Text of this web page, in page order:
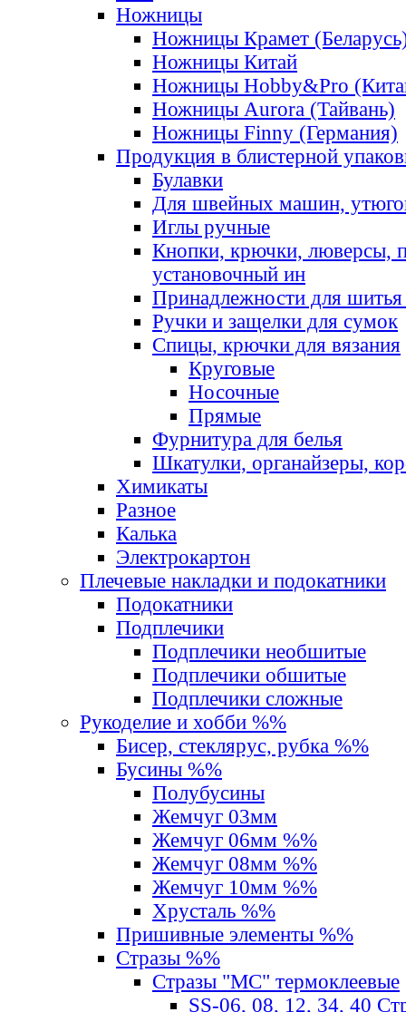
Ножницы
Ножницы Крамет
Ножницы Китай
Ножницы Hobby&Pro
Ножницы Aurora (Тайвань)
Ножницы Finny (Германия)
Продукция в блистерной
Булавки
Для швейных машин,
Иглы ручные
Кнопки, крючки, люверсы,
установочный ин
Принадлежности для шитья
Ручки и защелки для сумок
Спицы, крючки для вязания
Круговые
Носочные
Прямые
Фурнитура для белья
Шкатулки, органайзеры,
Химикаты
Разное
Калька
Электрокартон
Плечевые накладки и подокатники
Подокатники
Подплечики
Подплечики необшитые
Подплечики обшитые
Подплечики сложные
Рукоделие и хобби %%
Бисер, стеклярус, рубка %%
Бусины %%
Полубусины
Жемчуг 03мм
Жемчуг 06мм %%
Жемчуг 08мм %%
Жемчуг 10мм %%
Хрусталь %%
Пришивные элементы %%
Стразы %%
Стразы "MС" термоклеевые
SS-06, 08, 12, 34, 40